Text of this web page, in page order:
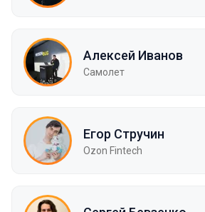
Алексей Иванов
Самолет
Егор Стручин
Ozon Fintech